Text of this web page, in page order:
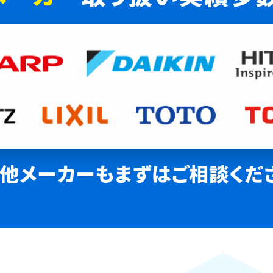
メーカーもまずはご相談くだ